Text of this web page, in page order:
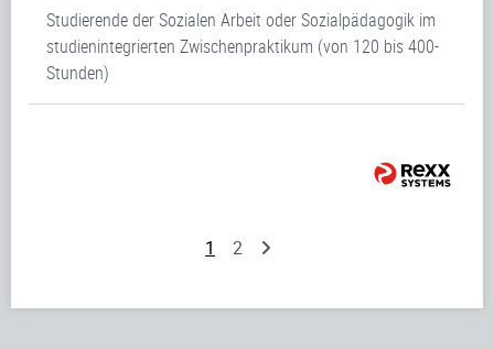
Studierende der Sozialen Arbeit oder Sozialpädagogik im
studienintegrierten Zwischenpraktikum (von 120 bis 400-
Stunden)
1 2